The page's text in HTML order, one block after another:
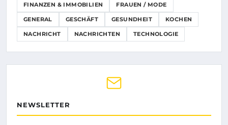
FINANZEN & IMMOBILIEN FRAUEN / MODE
GENERAL GESCHÄFT GESUNDHEIT KOCHEN
NACHRICHT NACHRICHTEN TECHNOLOGIE
NEWSLETTER